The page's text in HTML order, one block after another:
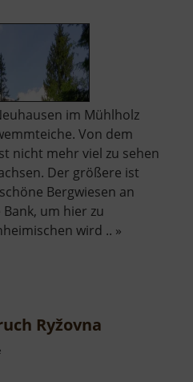
im Mühlholz
Von dem
nicht mehr viel zu sehen
Der größere ist
Bergwiesen an
um hier zu
wird .. »
Ryžovna